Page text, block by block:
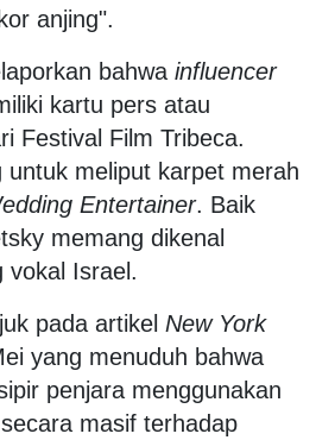
anjing".
bahwa influencer
kartu pers atau
Festival Film Tribeca.
untuk meliput karpet merah
Entertainer. Baik
memang dikenal
vokal Israel.
pada artikel New York
yang menuduh bahwa
penjara menggunakan
masif terhadap